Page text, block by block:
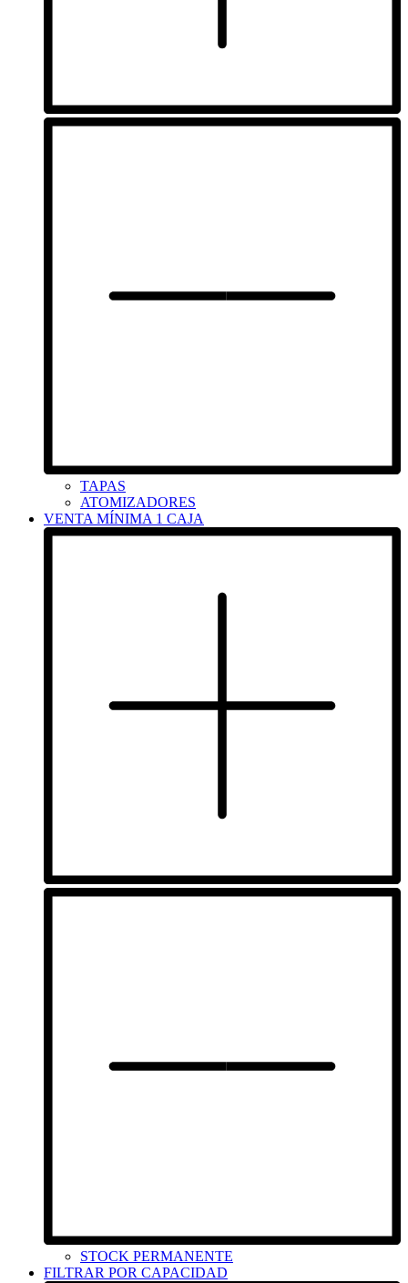
TAPAS
ATOMIZADORES
VENTA MÍNIMA 1 CAJA
STOCK PERMANENTE
FILTRAR POR CAPACIDAD